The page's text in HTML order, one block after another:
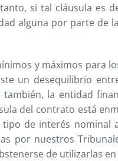
si tal cláusula es
alguna por parte de
y máximos para
un desequilibrio
la entidad
del contrato está
de interés nominal
por nuestros
de utilizarlas en